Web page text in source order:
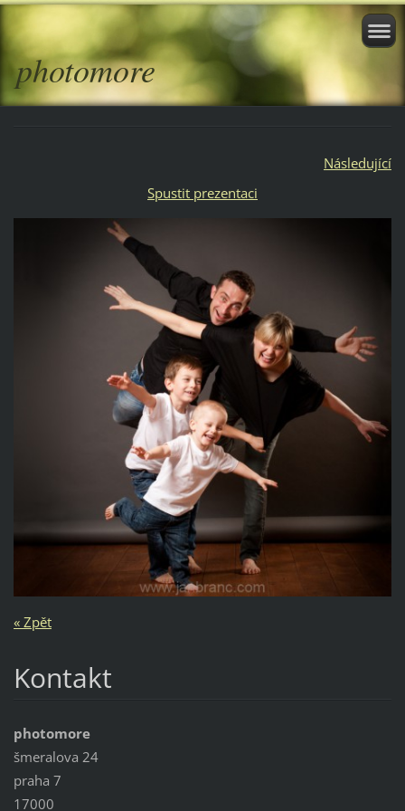
photomore
Následující
Spustit prezentaci
« Zpět
Kontakt
photomore
šmeralova 24
praha 7
17000